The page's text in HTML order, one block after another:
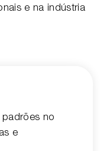
e na indústria
padrões no
e